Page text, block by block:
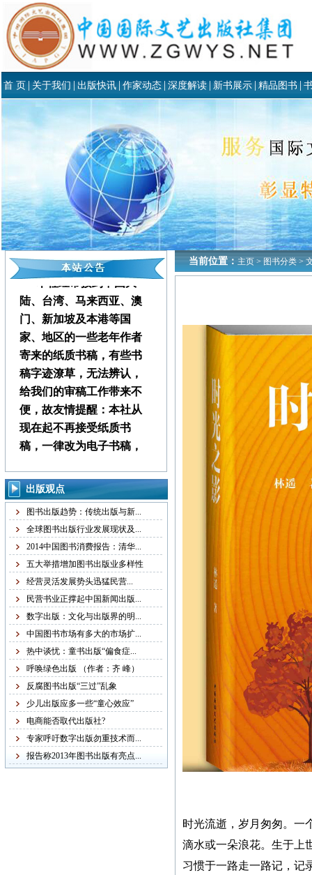
首 页 | 关于我们 | 出版快讯 | 作家动态 | 深度解读 | 新书展示 | 精品图书 |
本社经常接到中国大
陆、台湾、马来西亚、澳
门、新加坡及本港等国
家、地区的一些老年作者
寄来的纸质书稿，有些书
稿字迹潦草，无法辨认，
给我们的审稿工作带来不
便，故友情提醒：本社从
现在起不再接受纸质书
稿，一律改为电子书稿，
zggjwycbs@163.com,请大
家周知。
本社经常接到中国大
陆、台湾、马来西亚、澳
门、新加坡及本港等国
家、地区的一些老年作者
寄来的纸质书稿，有些书
稿字迹潦草，无法辨认，
给我们的审稿工作带来不
便，故友情提醒：本社从
现在起不再接受纸质书
稿，一律改为电子书稿，
书稿统一发邮箱
zggjwycbs@163.com,请大
家周知。
出版观点
图书出版趋势：传统出版与新...
全球图书出版行业发展现状及...
2014中国图书消费报告：清华...
五大举措增加图书出版业多样性
经营灵活发展势头迅猛民营...
民营书业正撑起中国新闻出版...
数字出版：文化与出版界的明...
中国图书市场有多大的市场扩...
热中谈忧：童书出版“偏食症...
呼唤绿色出版 （作者：齐 峰）
反腐图书出版“三过”乱象
少儿出版应多一些“童心效应”
电商能否取代出版社?
专家呼吁数字出版勿重技术而...
报告称2013年图书出版有亮点...
当前位置： 主页 > 图书分类 >
时光流逝，岁月匆匆。一
滴水或一朵浪花。生于上
习惯于一路走一路记，记